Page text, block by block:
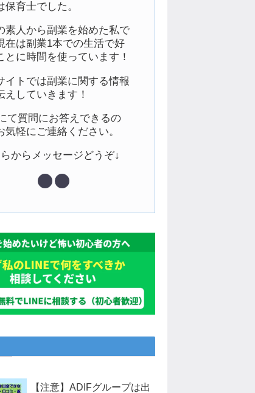
保育士でした。
素人から副業を始めた私で
在は副業1本での生活で好
とに時間を使っています！
イトでは副業に関する情報
えしていきます！
て質問にお答えできるの
気軽にご連絡ください。
からメッセージどうぞ↓
【注意】ADIFグループは出